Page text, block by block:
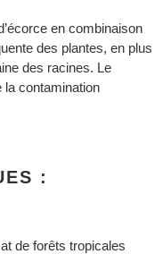
en combinaison
des plantes, en plus
des racines. Le
la contamination
:
de forêts tropicales